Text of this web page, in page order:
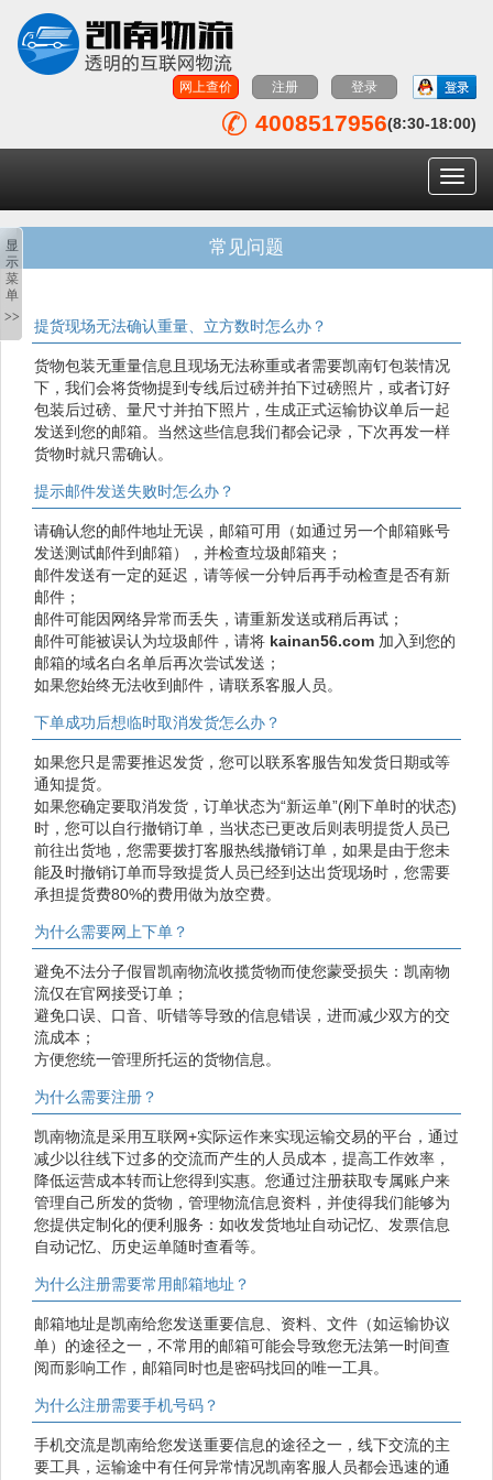
网上查价 注册 登录
电话图标
4008517956(8:30-18:00)
导
航
常见问题
提货现场无法确认重量、立方数时怎么办？
货物包装无重量信息且现场无法称重或者需要凯南钉包装情况
下，我们会将货物提到专线后过磅并拍下过磅照片，或者订好
包装后过磅、量尺寸并拍下照片，生成正式运输协议单后一起
发送到您的邮箱。当然这些信息我们都会记录，下次再发一样
货物时就只需确认。
提示邮件发送失败时怎么办？
请确认您的邮件地址无误，邮箱可用（如通过另一个邮箱账号
发送测试邮件到邮箱），并检查垃圾邮箱夹；
邮件发送有一定的延迟，请等候一分钟后再手动检查是否有新
邮件；
邮件可能因网络异常而丢失，请重新发送或稍后再试；
邮件可能被误认为垃圾邮件，请将 kainan56.com 加入到您的
邮箱的域名白名单后再次尝试发送；
如果您始终无法收到邮件，请联系客服人员。
下单成功后想临时取消发货怎么办？
如果您只是需要推迟发货，您可以联系客服告知发货日期或等
通知提货。
如果您确定要取消发货，订单状态为“新运单”(刚下单时的状态)
时，您可以自行撤销订单，当状态已更改后则表明提货人员已
前往出货地，您需要拨打客服热线撤销订单，如果是由于您未
能及时撤销订单而导致提货人员已经到达出货现场时，您需要
承担提货费80%的费用做为放空费。
为什么需要网上下单？
避免不法分子假冒凯南物流收揽货物而使您蒙受损失：凯南物
流仅在官网接受订单；
避免口误、口音、听错等导致的信息错误，进而减少双方的交
流成本；
方便您统一管理所托运的货物信息。
为什么需要注册？
凯南物流是采用互联网+实际运作来实现运输交易的平台，通过
减少以往线下过多的交流而产生的人员成本，提高工作效率，
降低运营成本转而让您得到实惠。您通过注册获取专属账户来
管理自己所发的货物，管理物流信息资料，并使得我们能够为
您提供定制化的便利服务：如收发货地址自动记忆、发票信息
自动记忆、历史运单随时查看等。
为什么注册需要常用邮箱地址？
邮箱地址是凯南给您发送重要信息、资料、文件（如运输协议
单）的途径之一，不常用的邮箱可能会导致您无法第一时间查
阅而影响工作，邮箱同时也是密码找回的唯一工具。
为什么注册需要手机号码？
手机交流是凯南给您发送重要信息的途径之一，线下交流的主
要工具，运输途中有任何异常情况凯南客服人员都会迅速的通
显
示
菜
单
>>